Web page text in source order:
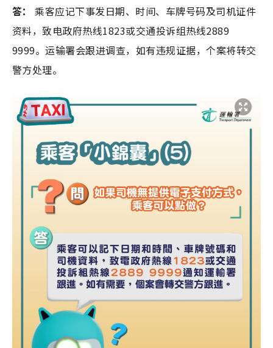
答：
乘客应记下事发日期、时间、车牌号码及司机证件
资料，致电政府热线1823或交通投诉组热线2889
9999。运输署会跟进调查，如有违规证据，个案将转交
警方处理。